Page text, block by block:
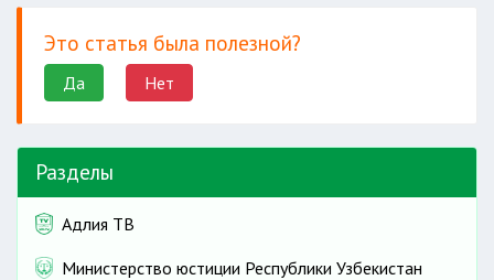
электронной почты
Это статья была полезной?
Да Нет
Разделы
Адлия ТВ
Министерство юстиции Республики Узбекистан